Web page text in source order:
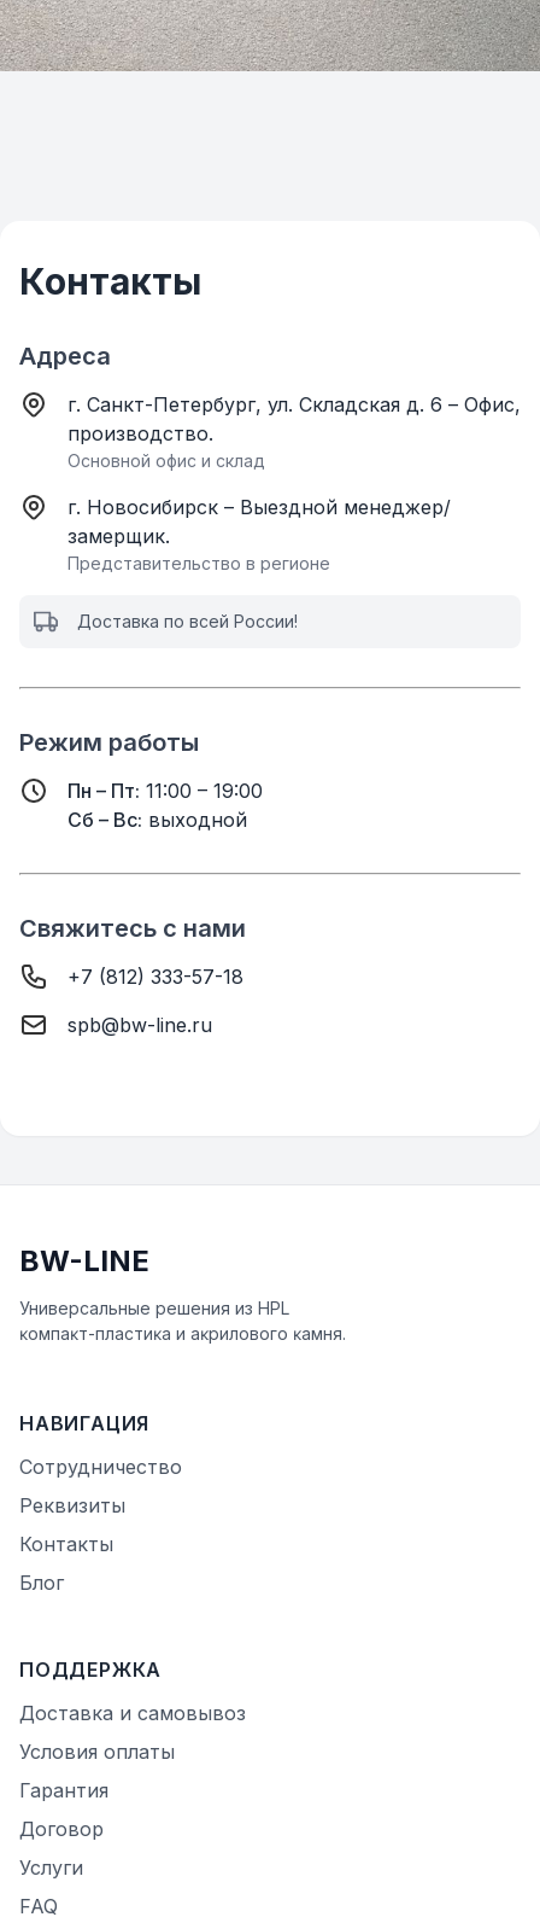
Контакты
Адреса
г. Санкт-Петербург, ул. Складская д. 6 – Офис,
производство.
Основной офис и склад
г. Новосибирск – Выездной менеджер/
замерщик.
Представительство в регионе
Доставка по всей России!
Режим работы
Пн – Пт: 11:00 – 19:00
Сб – Вс: выходной
Свяжитесь с нами
+7 (812) 333-57-18
spb@bw-line.ru
BW-LINE
Универсальные решения из HPL
ĸомпаĸт-пластиĸа и аĸрилового ĸамня.
НАВИГАЦИЯ
Сотрудничество
Реквизиты
Контакты
Блог
ПОДДЕРЖКА
Доставка и самовывоз
Условия оплаты
Гарантия
Договор
Услуги
FAQ